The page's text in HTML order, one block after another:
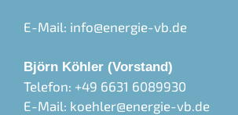
E-Mail: info@energie-vb.de
Björn Köhler (Vorstand)
Telefon: +49 6631 6089930
E-Mail: koehler@energie-vb.de